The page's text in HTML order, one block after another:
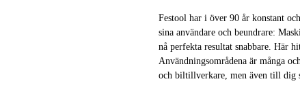
Maskiner
Festool har i över 90 år konstant
sina användare och beundrare:
nå perfekta resultat snabbare. Här
Användningsområdena är många
och biltillverkare, men även till dig